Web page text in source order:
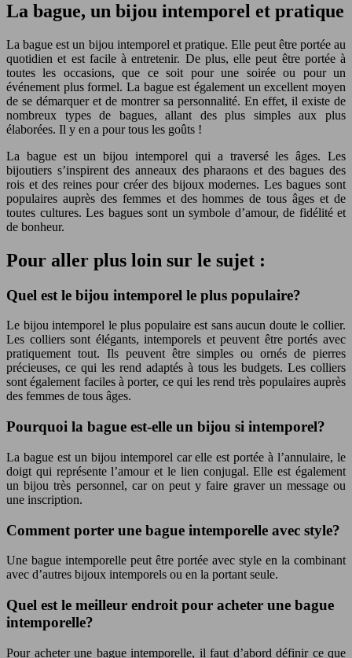
La bague, un bijou intemporel et pratique
La bague est un bijou intemporel et pratique. Elle peut être portée au
quotidien et est facile à entretenir. De plus, elle peut être portée à
toutes les occasions, que ce soit pour une soirée ou pour un
événement plus formel. La bague est également un excellent moyen
de se démarquer et de montrer sa personnalité. En effet, il existe de
nombreux types de bagues, allant des plus simples aux plus
élaborées. Il y en a pour tous les goûts !
La bague est un bijou intemporel qui a traversé les âges. Les
bijoutiers s’inspirent des anneaux des pharaons et des bagues des
rois et des reines pour créer des bijoux modernes. Les bagues sont
populaires auprès des femmes et des hommes de tous âges et de
toutes cultures. Les bagues sont un symbole d’amour, de fidélité et
de bonheur.
Pour aller plus loin sur le sujet :
Quel est le bijou intemporel le plus populaire?
Le bijou intemporel le plus populaire est sans aucun doute le collier.
Les colliers sont élégants, intemporels et peuvent être portés avec
pratiquement tout. Ils peuvent être simples ou ornés de pierres
précieuses, ce qui les rend adaptés à tous les budgets. Les colliers
sont également faciles à porter, ce qui les rend très populaires auprès
des femmes de tous âges.
Pourquoi la bague est-elle un bijou si intemporel?
La bague est un bijou intemporel car elle est portée à l’annulaire, le
doigt qui représente l’amour et le lien conjugal. Elle est également
un bijou très personnel, car on peut y faire graver un message ou
une inscription.
Comment porter une bague intemporelle avec style?
Une bague intemporelle peut être portée avec style en la combinant
avec d’autres bijoux intemporels ou en la portant seule.
Quel est le meilleur endroit pour acheter une bague
intemporelle?
Pour acheter une bague intemporelle, il faut d’abord définir ce que